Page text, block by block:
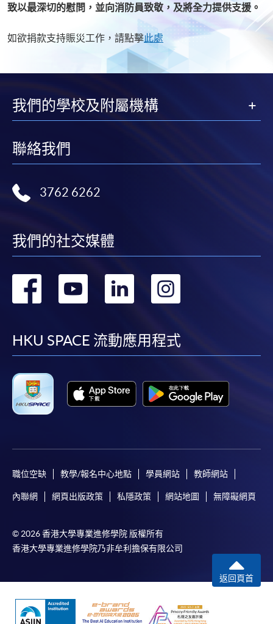
致以最深切的慰問，並向消防員致敬，及將全力提供支援。
如欲捐款支持賑災工作，請點擊此處
我們的學校及附屬機構
聯絡我們
3762 6262
我們的社交媒體
轉
facebook
轉
youtube
轉
linkedin
轉
HKU SPACE 流動應用程式
職位空缺 教學/報名中心地點 學員網站 教師網站
內聯網 網頁出版政策 私隱政策 網站地圖 無障礙網頁
© 2026 香港大學專業進修學院 版權所有
香港大學專業進修學院乃非牟利擔保有限公司
返回頁首